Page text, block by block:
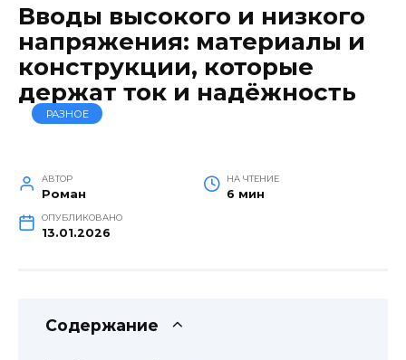
Вводы высокого и низкого
напряжения: материалы и
конструкции, которые
держат ток и надёжность
РАЗНОЕ
АВТОР
Роман
НА ЧТЕНИЕ
6 мин
ОПУБЛИКОВАНО
13.01.2026
Содержание